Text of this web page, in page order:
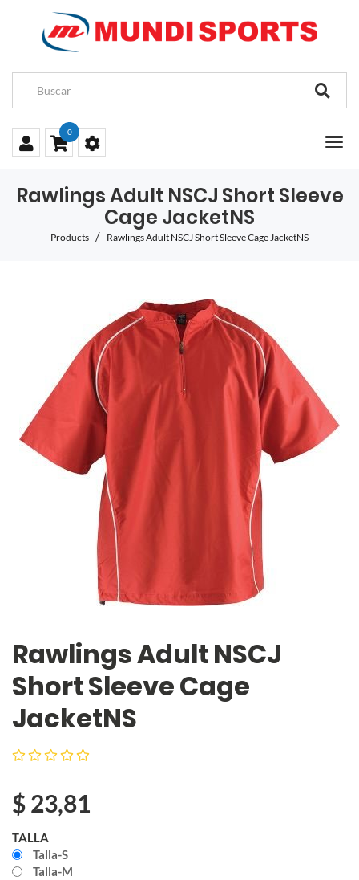
0
Rawlings Adult NSCJ Short Sleeve
Cage JacketNS
Products Rawlings Adult NSCJ Short Sleeve Cage JacketNS
Rawlings Adult NSCJ
Short Sleeve Cage
JacketNS
$23,81
TALLA
Talla-S
Talla-M